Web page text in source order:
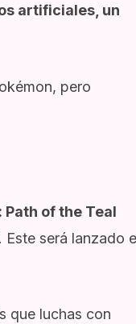
artificiales, un
pero
Path of the Teal
será lanzado
que luchas con